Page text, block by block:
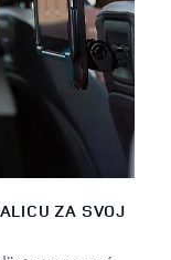
ZA SVOJ